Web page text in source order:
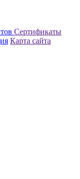
Сертификаты
Карта сайта